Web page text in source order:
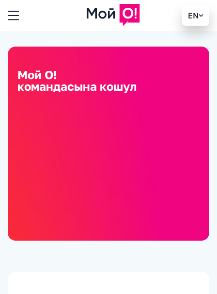
EN
Мой О!
командасына кошул